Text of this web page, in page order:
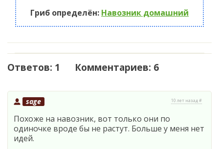
Гриб определён: Навозник домашний
Ответов: 1 Комментариев: 6
sage 10 лет назад #
Похоже на навозник, вот только они по
одиночке вроде бы не растут. Больше у меня нет
идей.